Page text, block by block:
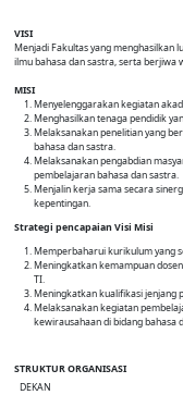
VISI
Menjadi Fakultas yang menghasilkan
ilmu bahasa dan sastra, serta berjiwa
MISI
Menyelenggarakan kegiatan
Menghasilkan tenaga pendidik
Melaksanakan penelitian yang
bahasa dan sastra.
Melaksanakan pengabdian
pembelajaran bahasa dan sastra.
Menjalin kerja sama secara
kepentingan.
Strategi pencapaian Visi Misi
Memperbaharui kurikulum yang
Meningkatkan kemampuan
TI.
Meningkatkan kualifikasi jenjang
Melaksanakan kegiatan
kewirausahaan di bidang bahasa
STRUKTUR ORGANISASI
DEKAN